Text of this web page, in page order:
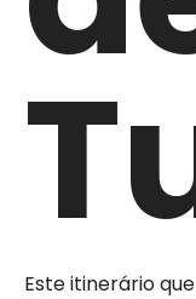
Este itinerário